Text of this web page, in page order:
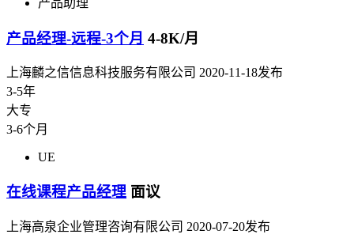
产品经理-远程-3个月 4-8K/月
上海麟之信信息科技服务有限公司 2020-11-18发布
3-5年
大专
3-6个月
UE
在线课程产品经理 面议
上海高泉企业管理咨询有限公司 2020-07-20发布